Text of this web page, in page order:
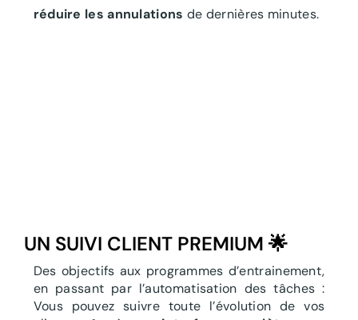
réduire les annulations de dernières minutes.
UN SUIVI CLIENT PREMIUM 🌟
Des objectifs aux programmes d’entrainement,
en passant par l’automatisation des tâches :
Vous pouvez suivre toute l’évolution de vos